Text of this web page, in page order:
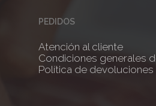
PEDIDOS
Atención al cliente
Condiciones generales
Política de devoluciones